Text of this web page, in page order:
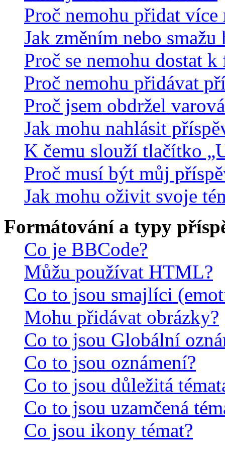
Proč nemohu přidat
Jak změním nebo smažu
Proč se nemohu dostat k
Proč nemohu přidávat
Proč jsem obdržel
Jak mohu nahlásit
K čemu slouží tlačítko
Proč musí být můj
Jak mohu oživit svoje
Formátování a typy
Co je BBCode?
Můžu používat HTML?
Co to jsou smajlíci
Mohu přidávat obrázky?
Co to jsou Globální
Co to jsou oznámení?
Co to jsou důležitá
Co to jsou uzamčená
Co jsou ikony témat?